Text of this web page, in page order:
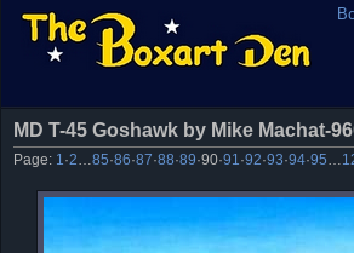
MD T-45 Goshawk by Mike Machat-
Page: 1 ·2 85·86·87·88·89·90·91 ·92·93·94·95